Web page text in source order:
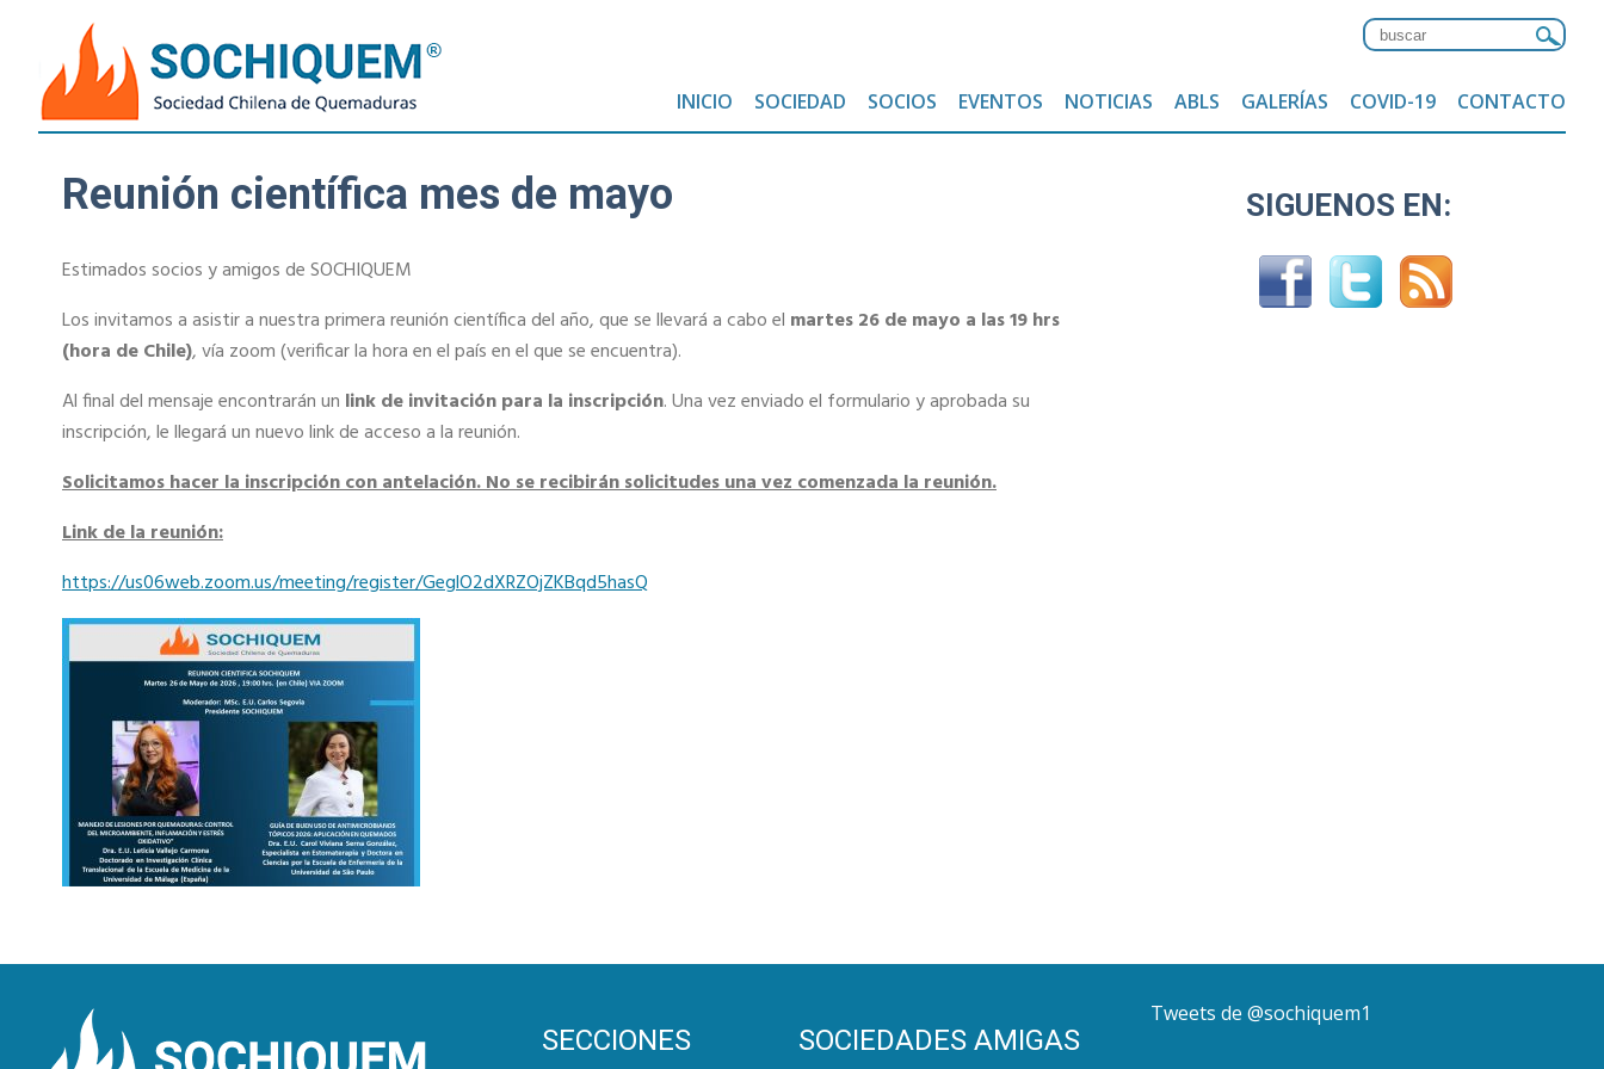
INICIO SOCIEDAD SOCIOS EVENTOS NOTICIAS ABLS GALERÍAS COVID-19 CONTACTO
Reunión científica mes de mayo
Estimados socios y amigos de SOCHIQUEM
Los invitamos a asistir a nuestra primera reunión científica del año, que se llevará a cabo el martes 26 de mayo a las 19 hrs
(hora de Chile), vía zoom (verificar la hora en el país en el que se encuentra).
Al final del mensaje encontrarán un link de invitación para la inscripción. Una vez enviado el formulario y aprobada su
inscripción, le llegará un nuevo link de acceso a la reunión.
Solicitamos hacer la inscripción con antelación. No se recibirán solicitudes una vez comenzada la reunión.
Link de la reunión:
https://us06web.zoom.us/meeting/register/GeglO2dXRZOjZKBqd5hasQ
SIGUENOS EN:
SECCIONES SOCIEDADES AMIGAS
Tweets de @sochiquem1